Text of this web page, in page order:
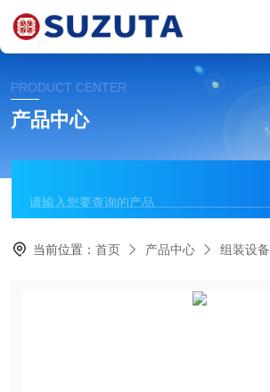
PRODUCT CENTER
产品中心
当前位置：首页 产品中心 组装设备